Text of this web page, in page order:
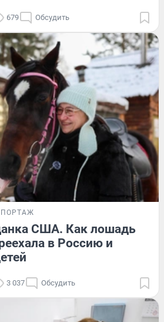
679 Обсудить
США. Как лошадь
в Россию и
3 037 Обсудить